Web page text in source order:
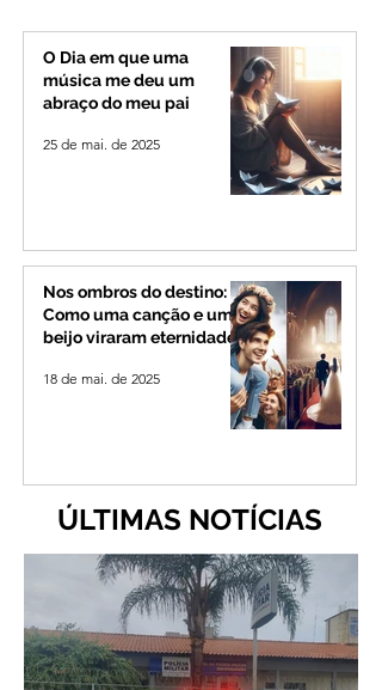
O Dia em que uma
música me deu um
abraço do meu pai
25 de mai. de 2025
Nos ombros do destino:
Como uma canção e um
beijo viraram eternidade
18 de mai. de 2025
ÚLTIMAS NOTÍCIAS